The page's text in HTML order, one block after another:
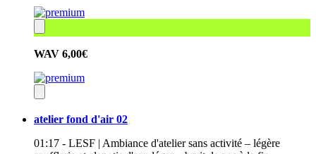
WAV 6,00€
atelier fond d'air 02
01:17 - LESF | Ambiance d'atelier sans activité – légère